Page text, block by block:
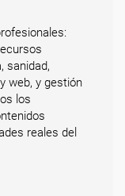
sanidad,
web, y gestión
los
reales del